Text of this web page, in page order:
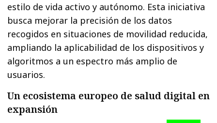
estilo de vida activo y autónomo. Esta iniciativa
busca mejorar la precisión de los datos
recogidos en situaciones de movilidad reducida,
ampliando la aplicabilidad de los dispositivos y
algoritmos a un espectro más amplio de
usuarios.
Un ecosistema europeo de salud digital en
expansión